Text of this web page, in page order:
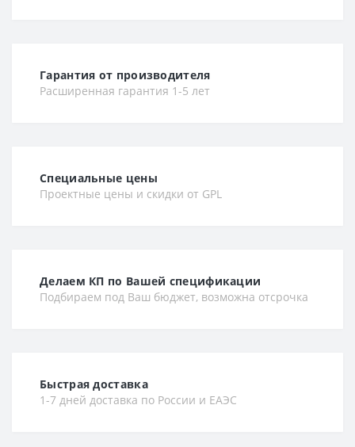
Гарантия от производителя
Расширенная гарантия 1-5 лет
Специальные цены
Проектные цены и скидки от GPL
Делаем КП по Вашей спецификации
Подбираем под Ваш бюджет, возможна отсрочка
Быстрая доставка
1-7 дней доставка по России и ЕАЭС